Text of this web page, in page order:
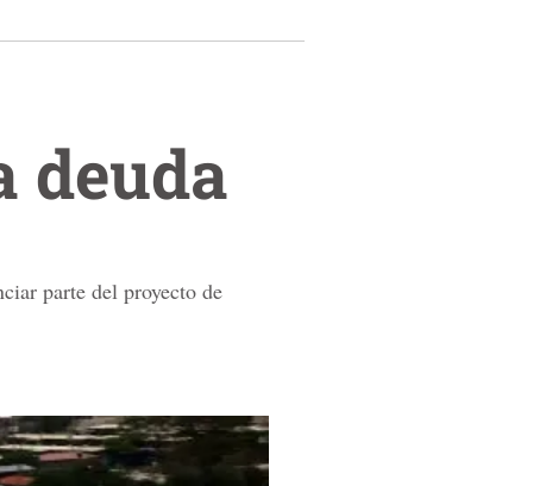
deuda
parte del proyecto de